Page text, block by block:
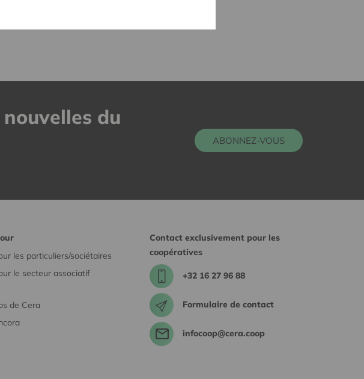
du
ABONNEZ-VOUS
les particuliers/sociétaires
le secteur associatif
de Cera
Contact exclusivement pour les
coopératives
+32 16 27 96 88
Formulaire de contact
infocoop@cera.coop